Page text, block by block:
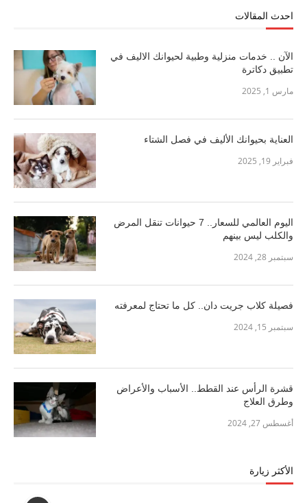
احدث المقالات
الآن .. خدمات منزلية وطبية لحيوانك الاليف في
تطبيق دكاترة
مارس 1, 2025
العناية بحيوانك الأليف في فصل الشتاء
فبراير 19, 2025
اليوم العالمي للسعار.. 7 حيوانات تنقل المرض
والكلب ليس بينهم
سبتمبر 28, 2024
فصيلة كلاب جريت دان.. كل ما تحتاج لمعرفته
سبتمبر 15, 2024
قشرة الرأس عند القطط.. الأسباب والأعراض
وطرق العلاج
أغسطس 27, 2024
الأكثر زيارة